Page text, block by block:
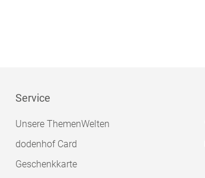
Service
Unsere ThemenWelten
dodenhof Card
Geschenkkarte